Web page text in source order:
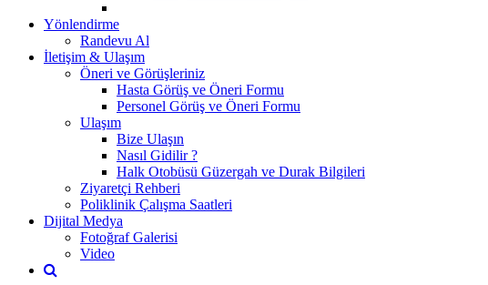
Yönlendirme
Randevu Al
İletişim & Ulaşım
Öneri ve Görüşleriniz
Hasta Görüş ve Öneri Formu
Personel Görüş ve Öneri Formu
Ulaşım
Bize Ulaşın
Nasıl Gidilir ?
Halk Otobüsü Güzergah ve Durak Bilgileri
Ziyaretçi Rehberi
Poliklinik Çalışma Saatleri
Dijital Medya
Fotoğraf Galerisi
Video